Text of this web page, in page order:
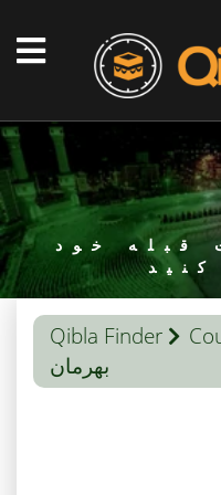
قبله خود
Qibla Finder
بهرمان